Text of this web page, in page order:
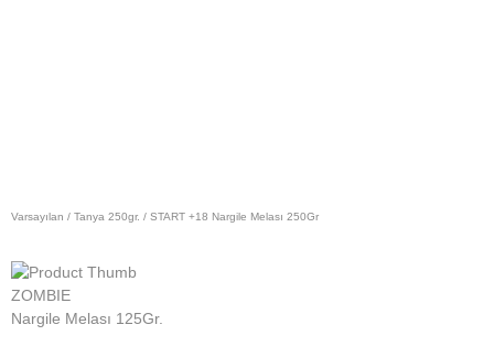
Varsayılan / Tanya 250gr. / START +18 Nargile Melası 250Gr
ZOMBIE
Nargile Melası 125Gr.